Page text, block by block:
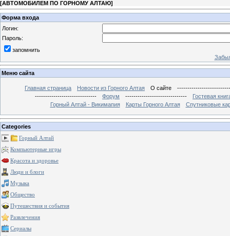
[АВТОМОБИЛЕМ ПО ГОРНОМУ АЛТАЮ]
Форма входа
Логин:
Пароль:
запомнить
Меню сайта
Главная страница Новости из Горного Алтая О сайте
------------------------------
Форум ------------------------------
Гостевая
Горный Алтай - Викимапия
Карты Горного Алтая Спутниковые
Categories
Горный Алтай
Компьютерные игры
Красота и здоровье
Люди и блоги
Музыка
Общество
Путешествия и события
Развлечения
Сериалы